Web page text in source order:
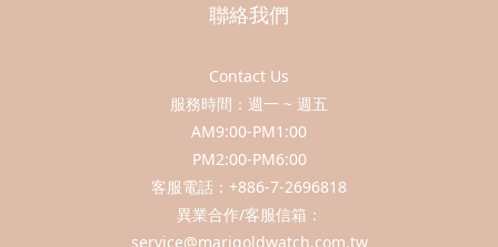
聯絡我們
Contact Us
服務時間：週一 ~ 週五
AM9:00-PM1:00
PM2:00-PM6:00
客服電話：+886-7-2696818
異業合作/客服信箱：
service@marigoldwatch.com.tw